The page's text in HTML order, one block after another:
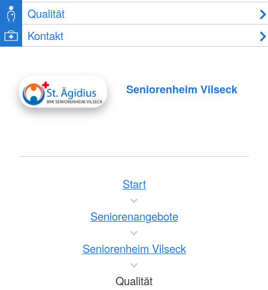
Qualität
Kontakt
Seniorenheim Vilseck
Start
Seniorenangebote
Seniorenheim Vilseck
Qualität